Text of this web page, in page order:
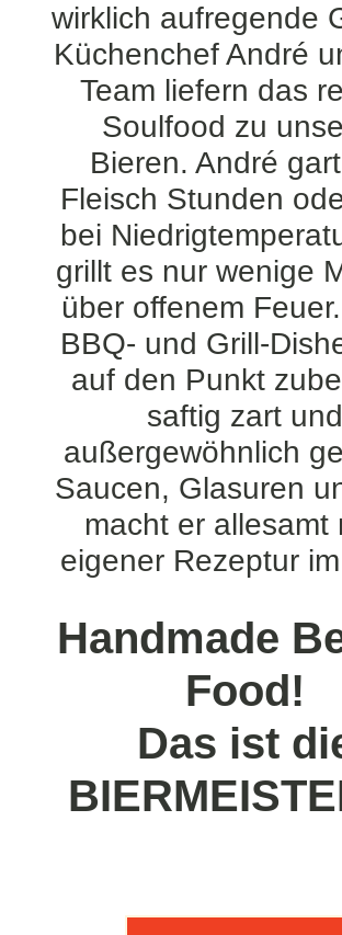
wirklich aufregende
Küchenchef André
Team liefern das
Soulfood zu
Bieren. André
Fleisch Stunden
bei
grillt es nur wenige
über offenem
BBQ- und Grill-
auf den Punkt
saftig zart und
außergewöhnlich
Saucen, Glasuren
macht er allesamt
eigener Rezeptur
Handmade
Food!
Das ist